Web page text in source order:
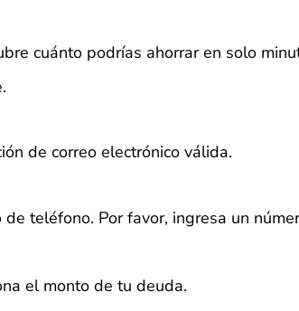
cuánto podrías ahorrar en solo
de correo electrónico válida.
de teléfono. Por favor, ingresa un
el monto de tu deuda.